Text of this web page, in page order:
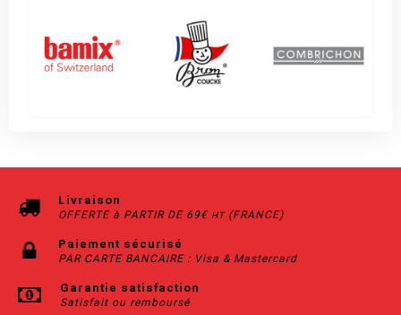
Livraison
OFFERTE à PARTIR DE 69€ HT(FRANCE)
Paiement sécurisé
PAR CARTE BANCAIRE : Visa & Mastercard
Garantie satisfaction
Satisfait ou remboursé